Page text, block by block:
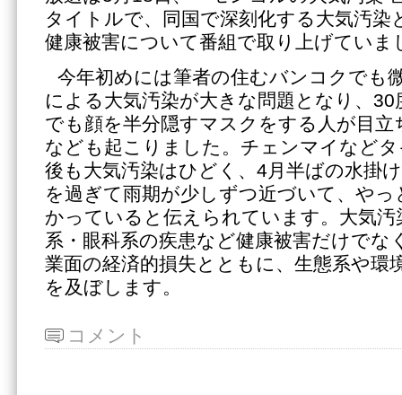
タイトルで、同国で深刻化する大気汚染
健康被害について番組で取り上げていま
今年初めには筆者の住むバンコクでも
による大気汚染が大きな問題となり、
でも顔を半分隠すマスクをする人が目立
なども起こりました。チェンマイなど
後も大気汚染はひどく、4月半ばの水掛
を過ぎて雨期が少しずつ近づいて、やっ
かっていると伝えられています。大気汚
系・眼科系の疾患など健康被害だけでな
業面の経済的損失とともに、生態系や環
を及ぼします。
コメント